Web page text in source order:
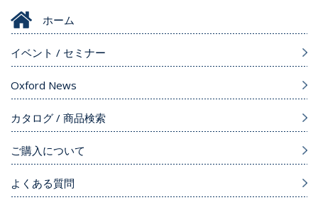
ホーム
イベント / セミナー
Oxford News
カタログ / 商品検索
ご購入について
よくある質問